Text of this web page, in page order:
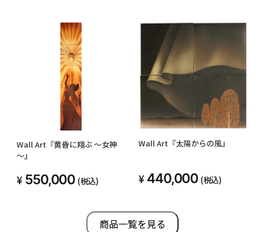
Wall Art『黄昏に翔ぶ ～女神
～』
550,000 (税込)
Wall Art『太陽からの風』
440,000 (税込)
商品一覧を見る